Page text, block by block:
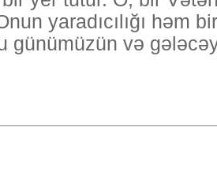
yaradıcılığı həm
günümüzün və